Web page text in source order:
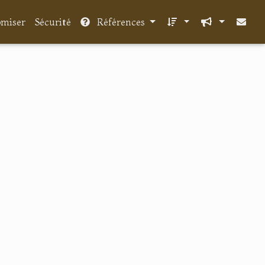
Sécurité Références